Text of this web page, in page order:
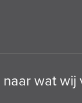
wat wij